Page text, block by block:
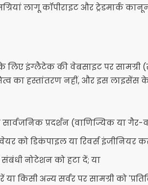
लागू कॉपीराइट और ट्रेडमार्क कानूनों
इंग्लैटेक की वेबसाइट पर सामग्री
का हस्तांतरण नहीं, और इस
सार्वजनिक प्रदर्शन (वाणिज्यिक या
को डिकंपाइल या रिवर्स इंजीनियर
संबंधी नोटेशन को हटा दें; या
या किसी अन्य सर्वर पर सामग्री को